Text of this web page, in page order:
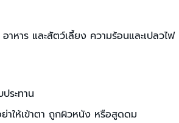
าหาร และสัตว์เลี้ยง ความร้อนและเปลวไฟ
ระทาน
ย่าให้เข้าตา ถูกผิวหนัง หรือสูดดม